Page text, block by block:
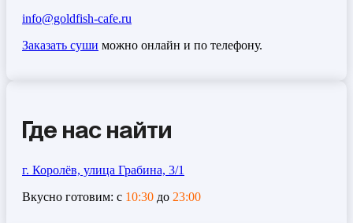
info@goldfish-cafe.ru
Заказать суши можно онлайн и по телефону.
Где нас найти
г. Королёв, улица Грабина, 3/1
Вкусно готовим: с 10:30 до 23:00